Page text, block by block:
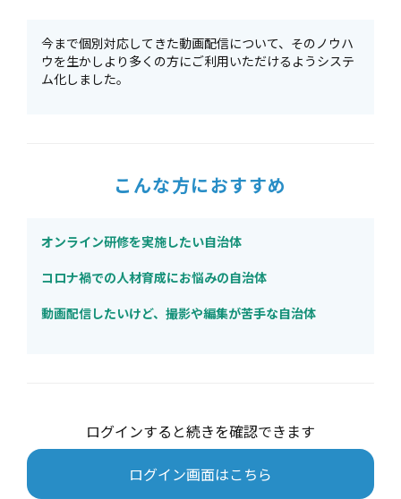
今まで個別対応してきた動画配信について、そのノウハ
ウを生かしより多くの方にご利用いただけるようシステ
ム化しました。
こんな方におすすめ
オンライン研修を実施したい自治体
コロナ禍での人材育成にお悩みの自治体
動画配信したいけど、撮影や編集が苦手な自治体
ログインすると続きを確認できます
ログイン画面はこちら